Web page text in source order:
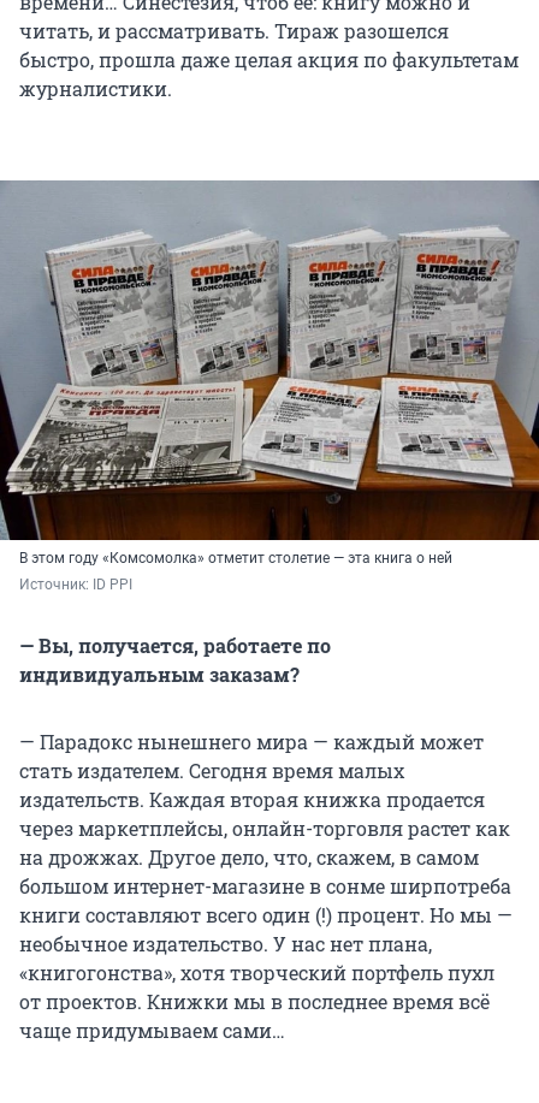
читать, и рассматривать. Тираж разошелся
быстро, прошла даже целая акция по факультетам
журналистики.
В этом году «Комсомолка» отметит столетие — эта книга о ней
Источник: ID PPI
— Вы, получается, работаете по
индивидуальным заказам?
— Парадокс нынешнего мира — каждый может
стать издателем. Сегодня время малых
издательств. Каждая вторая книжка продается
через маркетплейсы, онлайн-торговля растет как
на дрожжах. Другое дело, что, скажем, в самом
большом интернет-магазине в сонме ширпотреба
книги составляют всего один (!) процент. Но мы —
необычное издательство. У нас нет плана,
«книгогонства», хотя творческий портфель пухл
от проектов. Книжки мы в последнее время всё
чаще придумываем сами…